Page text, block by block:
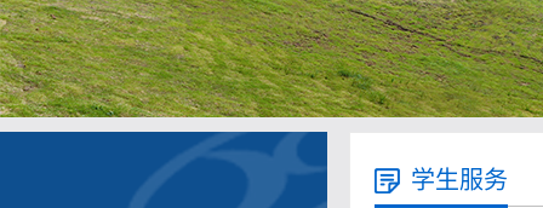
学生服务